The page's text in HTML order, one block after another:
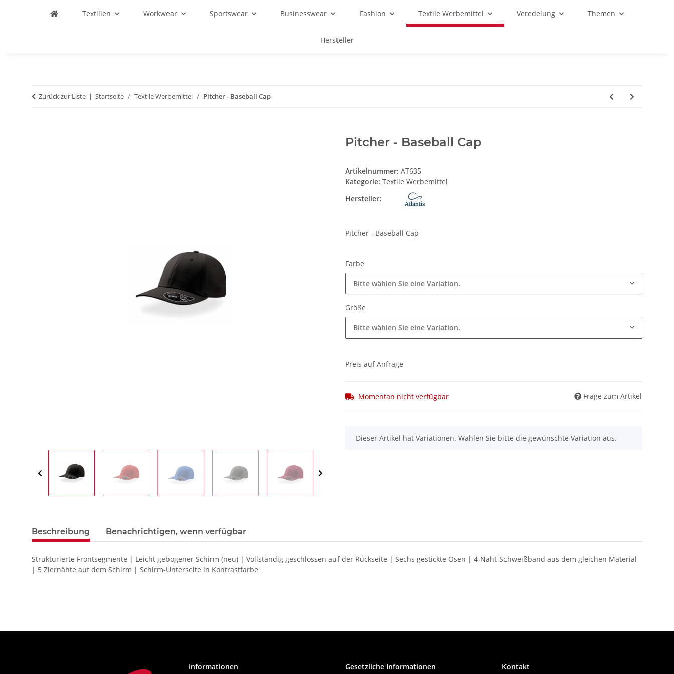
Textilien Workwear Sportswear Businesswear Fashion Textile Werbemittel Veredelung Themen
Hersteller
Zurück zur Liste Startseite Textile Werbemittel Pitcher - Baseball Cap
Pitcher - Baseball Cap
Artikelnummer: AT635
Kategorie: Textile Werbemittel
Hersteller:
Pitcher - Baseball Cap
Farbe
Bitte wählen Sie eine Variation.
Größe
Bitte wählen Sie eine Variation.
Preis auf Anfrage
Momentan nicht verfügbar Frage zum Artikel
x
Dieser Artikel hat Variationen. Wählen Sie bitte die gewünschte Variation aus.
Beschreibung Benachrichtigen, wenn verfügbar
Strukturierte Frontsegmente | Leicht gebogener Schirm (neu) | Vollständig geschlossen auf der Rückseite | Sechs gestickte Ösen | 4-Naht-Schweißband aus dem gleichen Material
| 5 Ziernähte auf dem Schirm | Schirm-Unterseite in Kontrastfarbe
Informationen Gesetzliche Informationen Kontakt